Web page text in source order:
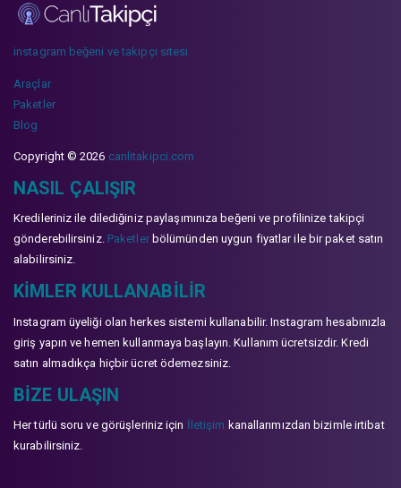
instagram beğeni ve takipçi sitesi
Araçlar
Paketler
Blog
Copyright © 2026 canlitakipci.com
NASIL ÇALIŞIR
Kredileriniz ile dilediğiniz paylaşımınıza beğeni ve profilinize takipçi
gönderebilirsiniz. Paketlerbölümünden uygun fiyatlar ile bir paket satın
alabilirsiniz.
KIMLER KULLANABILIR
Instagram üyeliği olan herkes sistemi kullanabilir. Instagram hesabınızla
giriş yapın ve hemen kullanmaya başlayın. Kullanım ücretsizdir. Kredi
satın almadıkça hiçbir ücret ödemezsiniz.
BIZE ULAŞIN
Her türlü soru ve görüşleriniz için İletişim kanallarımızdan bizimle irtibat
kurabilirsiniz.